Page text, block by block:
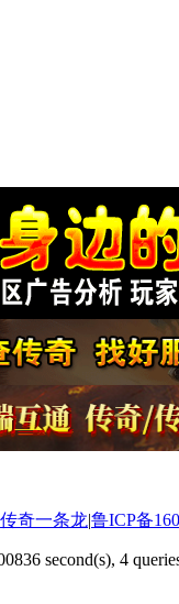
传奇一条龙|鲁ICP备
second(s), 4